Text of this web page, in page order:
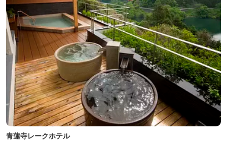
青蓮寺レークホテル